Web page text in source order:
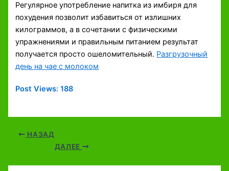
Регулярное употребление напитка из имбиря для
похудения позволит избавиться от излишних
килограммов, а в сочетании с физическими
упражнениями и правильным питанием результат
получается просто ошеломительный. Разгрузочный
день на чае с молоком
Post Views: 188
НАЗАД
ДАЛЕЕ